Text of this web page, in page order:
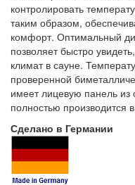
контролировать
таким образом,
комфорт. Оптимальный
позволяет быстро
климат в сауне.
проверенной
имеет лицевую панель из
полностью производится
Сделано в Германии